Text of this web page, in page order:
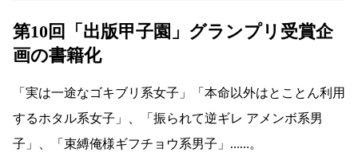
第10回「出版甲子園」グランプリ受賞企
画の書籍化
「実は一途なゴキブリ系女子」「本命以外はとことん利用
するホタル系女子」、「振られて逆ギレ アメンボ系男
子」、「束縛俺様ギフチョウ系男子」……。